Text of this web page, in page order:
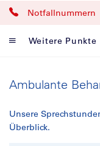
Notfallnummern
Weitere Punkte
Ambulante
Unsere
Überblick.